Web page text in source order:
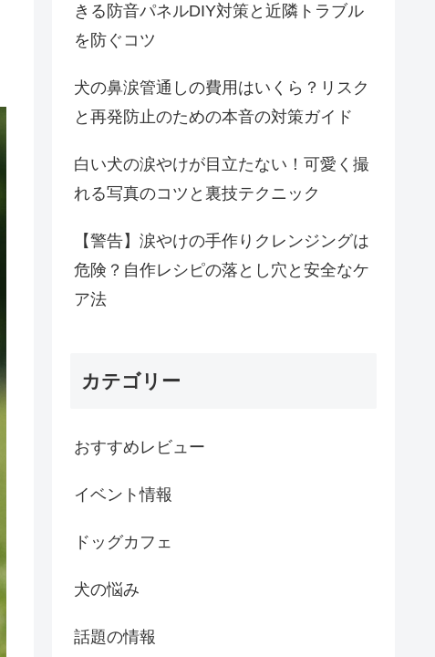
きる防音パネルDIY対策と近隣トラブル
を防ぐコツ
犬の鼻涙管通しの費用はいくら？リスク
と再発防止のための本音の対策ガイド
白い犬の涙やけが目立たない！可愛く撮
れる写真のコツと裏技テクニック
【警告】涙やけの手作りクレンジングは
危険？自作レシピの落とし穴と安全なケ
ア法
カテゴリー
おすすめレビュー
イベント情報
ドッグカフェ
犬の悩み
話題の情報